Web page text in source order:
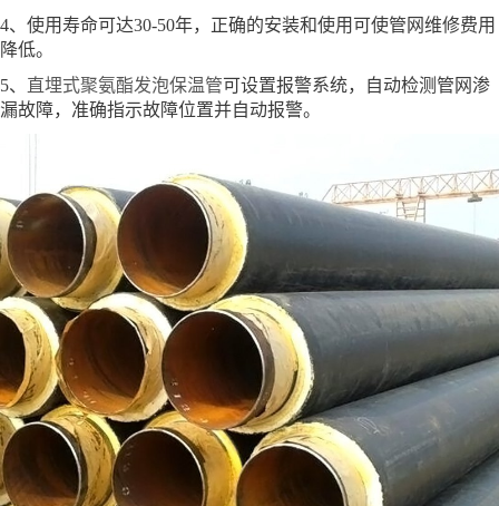
4、使用寿命可达30-50年，正确的安装和使用可使管网维修费用
降低。
5、 直埋式聚氨酯发泡保温管可设置报警系统，自动检测管网渗
漏故障，准确指示故障位置并自动报警。